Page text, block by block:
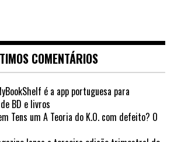
COMENTÁRIOS
é a app portuguesa para
BD e livros
Tens um A Teoria do K.O. com defeito? O